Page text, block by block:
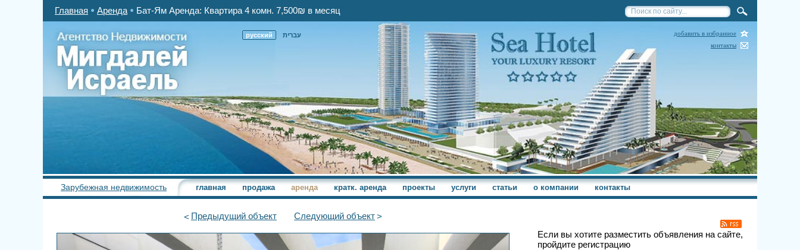
Главная Аренда Бат-Ям Аренда: Квартира 4 комн. 7,500₪ в месяц
עברית русский
добавить в избранное
контакты
Зарубежная недвижимость главная продажа аренда кратк. аренда проекты услуги статьи о компании контакты
Предыдущийобъект Следующийобъект
Если вы хотите разместить объявления на сайте,
пройдите регистрацию